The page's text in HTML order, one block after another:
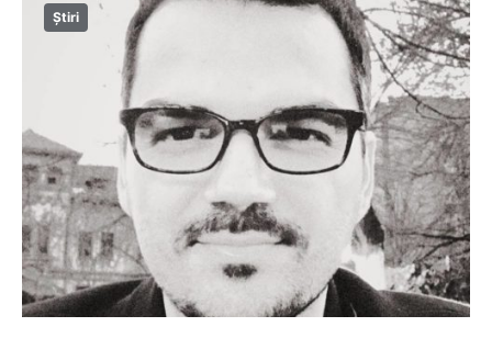
Știri